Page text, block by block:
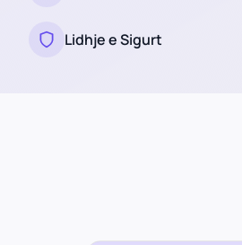
Lidhje e Sigurt